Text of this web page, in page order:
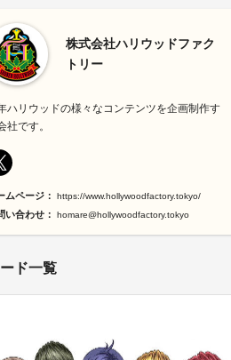
株式会社ハリウッドファク
トリー
ハリウッドの様々なコンテンツを企画制作す
社です。
ムページ： https://www.hollywoodfactory.tokyo/
い合わせ： homare@hollywoodfactory.tokyo
ド一覧